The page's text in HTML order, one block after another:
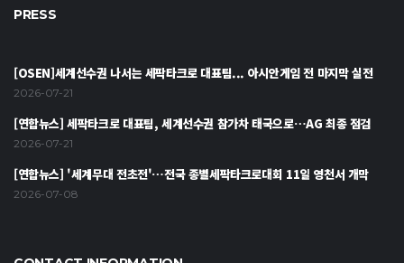
PRESS
[OSEN]세계선수권 나서는 세팍타크로 대표팀... 아시안게임 전 마지막 실전
2026-07-21
[연합뉴스] 세팍타크로 대표팀, 세계선수권 참가차 태국으로…AG 최종 점검
2026-07-21
[연합뉴스] '세계무대 전초전'…전국 종별세팍타크로대회 11일 영천서 개막
2026-07-08